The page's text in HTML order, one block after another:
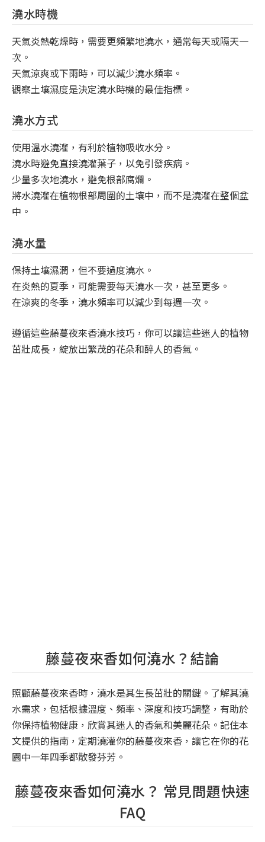
澆水時機
天氣炎熱乾燥時，需要更頻繁地澆水，通常每天或隔天一
次。
天氣涼爽或下雨時，可以減少澆水頻率。
觀察土壤濕度是決定澆水時機的最佳指標。
澆水方式
使用溫水澆灌，有利於植物吸收水分。
澆水時避免直接澆灌葉子，以免引發疾病。
少量多次地澆水，避免根部腐爛。
將水澆灌在植物根部周圍的土壤中，而不是澆灌在整個盆
中。
澆水量
保持土壤濕潤，但不要過度澆水。
在炎熱的夏季，可能需要每天澆水一次，甚至更多。
在涼爽的冬季，澆水頻率可以減少到每週一次。
遵循這些藤蔓夜來香澆水技巧，你可以讓這些迷人的植物
茁壯成長，綻放出繁茂的花朵和醉人的香氣。
藤蔓夜來香如何澆水？結論
照顧藤蔓夜來香時，澆水是其生長茁壯的關鍵。了解其澆
水需求，包括根據溫度、頻率、深度和技巧調整，有助於
你保持植物健康，欣賞其迷人的香氣和美麗花朵。記住本
文提供的指南，定期澆灌你的藤蔓夜來香，讓它在你的花
園中一年四季都散發芬芳。
藤蔓夜來香如何澆水？ 常見問題快速
FAQ